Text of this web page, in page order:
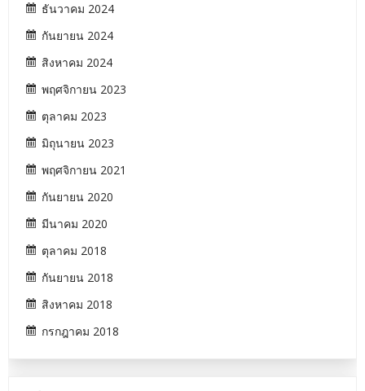
ธันวาคม 2024
กันยายน 2024
สิงหาคม 2024
พฤศจิกายน 2023
ตุลาคม 2023
มิถุนายน 2023
พฤศจิกายน 2021
กันยายน 2020
มีนาคม 2020
ตุลาคม 2018
กันยายน 2018
สิงหาคม 2018
กรกฎาคม 2018